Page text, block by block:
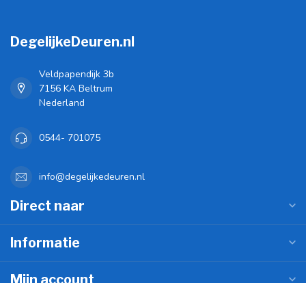
DegelijkeDeuren.nl
Veldpapendijk 3b
7156 KA Beltrum
Nederland
0544- 701075
info@degelijkedeuren.nl
Direct naar
Informatie
Mijn account